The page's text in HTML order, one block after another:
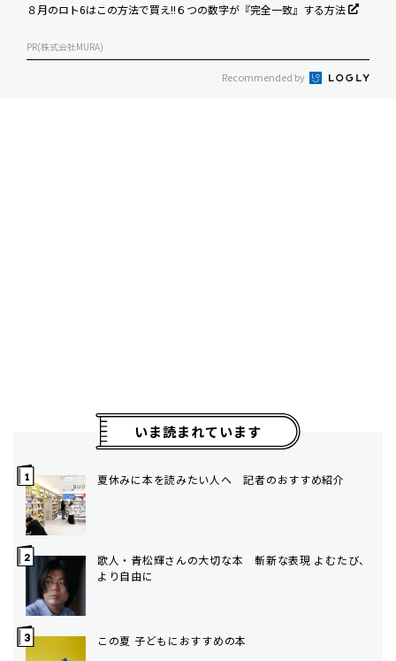
８月のロト6はこの方法で買え!!６つの数字が『完全一致』する方法
PR(株式会社MURA)
Recommended by
いま読まれています
夏休みに本を読みたい人へ 記者のおすすめ紹介
歌人・青松輝さんの大切な本 斬新な表現 よむたび、
より自由に
この夏 子どもにおすすめの本